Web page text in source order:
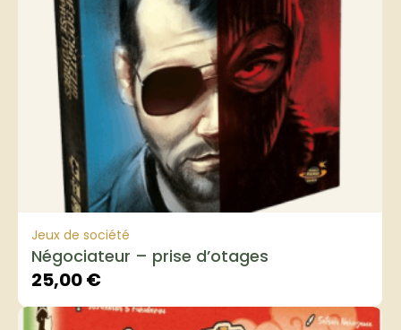
Jeux de société
Négociateur – prise d’otages
25,00€